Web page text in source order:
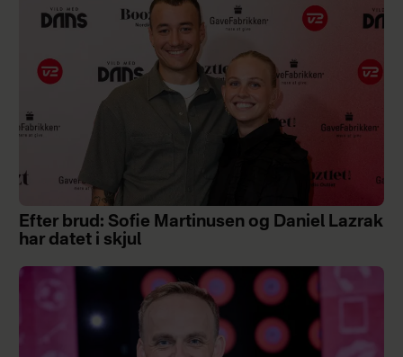
Efter brud: Sofie Martinusen og Daniel Lazrak
har datet i skjul